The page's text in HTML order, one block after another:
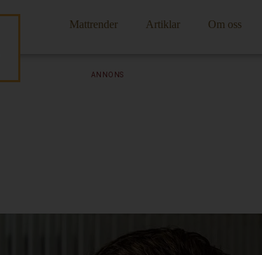
Mattrender Artiklar Om oss
ANNONS